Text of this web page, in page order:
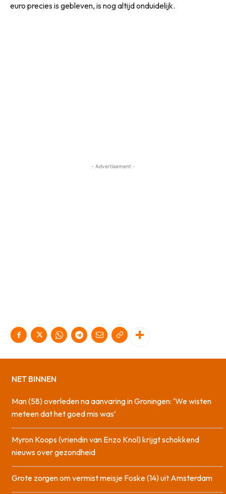
euro precies is gebleven, is nog altijd onduidelijk.
- Advertisement -
NET BINNEN
Man (58) overleden na aanvaring in Groningen: ‘We wisten
meteen dat het goed mis was’
Myron Koops (vriendin van Enzo Knol) krijgt schokkend
nieuws over gezondheid
Grote zorgen om vermist meisje Foske (14) uit Amsterdam